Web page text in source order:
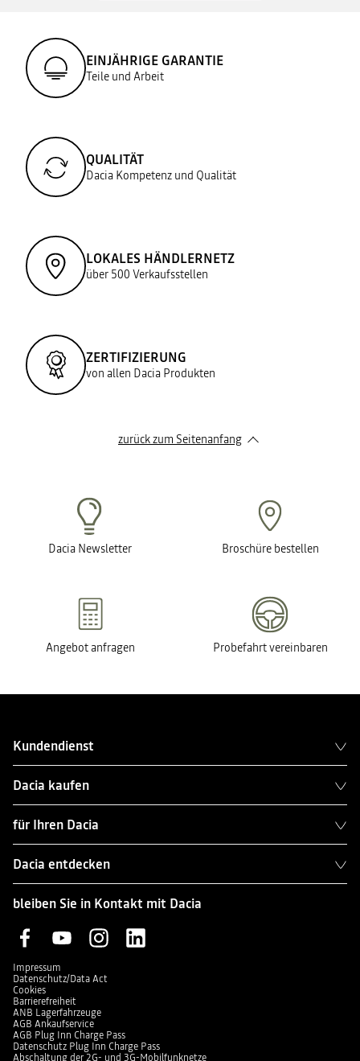
EINJÄHRIGE GARANTIE
Teile und Arbeit
QUALITÄT
Dacia Kompetenz und Qualität
LOKALES HÄNDLERNETZ
über 500 Verkaufsstellen
ZERTIFIZIERUNG
von allen Dacia Produkten
zurück zum Seitenanfang
Dacia Newsletter Broschüre bestellen
Angebot anfragen Probefahrt vereinbaren
Kundendienst
Dacia kaufen
für Ihren Dacia
Dacia entdecken
bleiben Sie in Kontakt mit Dacia
Impressum
Datenschutz/Data Act
Cookies
Barrierefreiheit
ANB Lagerfahrzeuge
AGB Ankaufservice
AGB Plug Inn Charge Pass
Datenschutz Plug Inn Charge Pass
Abschaltung der 2G- und 3G-Mobilfunknetze